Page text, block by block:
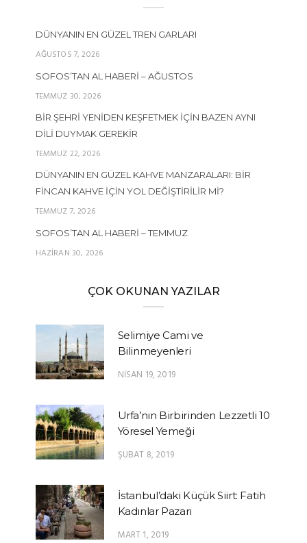
DÜNYANIN EN GÜZEL TREN GARLARI
AĞUSTOS 7, 2026
SOFOS’TAN AL HABERI – AĞUSTOS
TEMMUZ 30, 2026
BIR ŞEHRI YENIDEN KEŞFETMEK İÇIN BAZEN AYNI
DILI DUYMAK GEREKIR
TEMMUZ 22, 2026
DÜNYANIN EN GÜZEL KAHVE MANZARALARI: BIR
FINCAN KAHVE İÇIN YOL DEĞIŞTIRILIR MI?
TEMMUZ 7, 2026
SOFOS’TAN AL HABERI – TEMMUZ
HAZIRAN 30, 2026
ÇOK OKUNAN YAZILAR
Selimiye Cami ve
Bilinmeyenleri
NISAN 19, 2019
Urfa’nın Birbirinden Lezzetli 10
Yöresel Yemeği
ŞUBAT 8, 2019
İstanbul’daki Küçük Siirt: Fatih
Kadınlar Pazarı
MART 1, 2019